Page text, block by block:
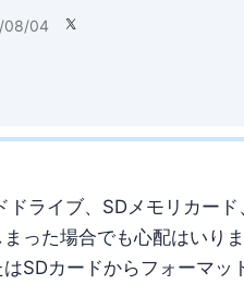
08/04 
ライブ、SDメモリカー
った場合でも心配はいり
SDカードからフォーマッ